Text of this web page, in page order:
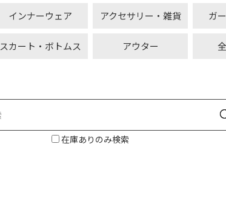
インナーウェア アクセサリー・雑貨 ガ
スカート・ボトムス アウター
在庫ありのみ検索